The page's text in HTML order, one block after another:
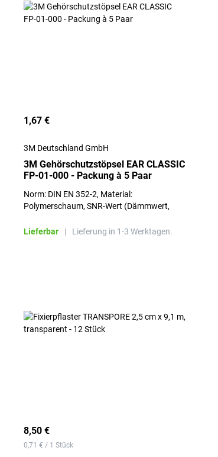
1,67 €
3M Deutschland GmbH
3M Gehörschutzstöpsel EAR CLASSIC
FP-01-000 - Packung à 5 Paar
Norm: DIN EN 352-2, Material:
Polymerschaum, SNR-Wert (Dämmwert,
Lieferbar
| Lieferung in 1-3 Werktagen.
8,50 €
0,71 € / 1 Stück